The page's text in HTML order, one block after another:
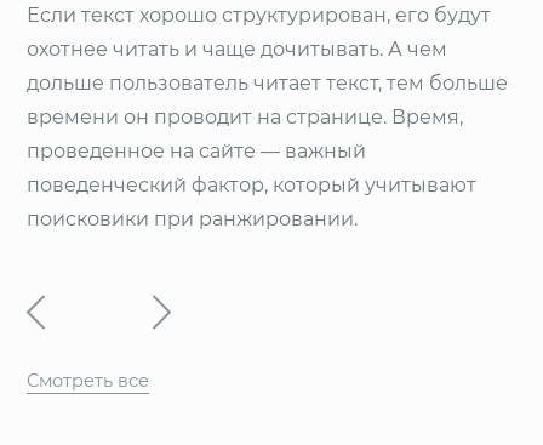
Если текст хорошо структурирован, его будут
охотнее читать и чаще дочитывать. А чем
дольше пользователь читает текст, тем больше
времени он проводит на странице. Время,
проведенное на сайте — важный
поведенческий фактор, который учитывают
поисковики при ранжировании.
Смотреть все